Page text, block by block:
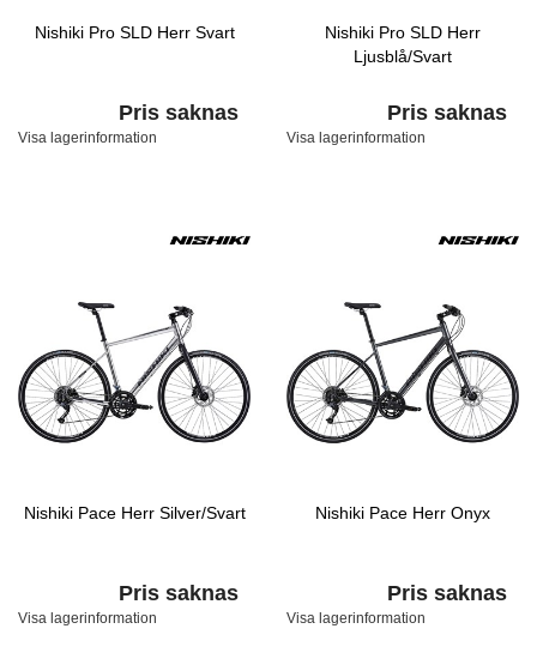
Nishiki Pro SLD Herr Svart
Pris saknas
Visa lagerinformation
Nishiki Pro SLD Herr
Ljusblå/Svart
Pris saknas
Visa lagerinformation
Nishiki Pace Herr Silver/Svart
Pris saknas
Visa lagerinformation
Nishiki Pace Herr Onyx
Pris saknas
Visa lagerinformation